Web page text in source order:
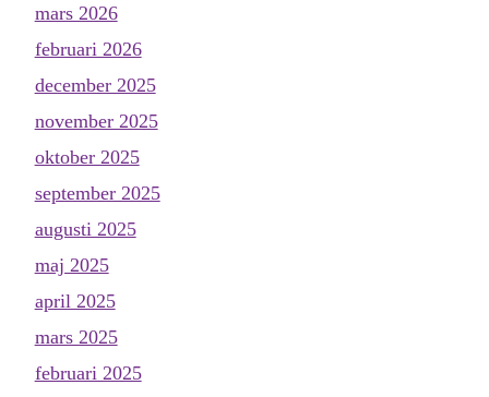
mars 2026
februari 2026
december 2025
november 2025
oktober 2025
september 2025
augusti 2025
maj 2025
april 2025
mars 2025
februari 2025